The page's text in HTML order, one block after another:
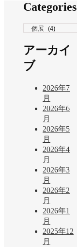
Categories
Categories
アーカイ
ブ
2026年7
月
2026年6
月
2026年5
月
2026年4
月
2026年3
月
2026年2
月
2026年1
月
2025年12
月